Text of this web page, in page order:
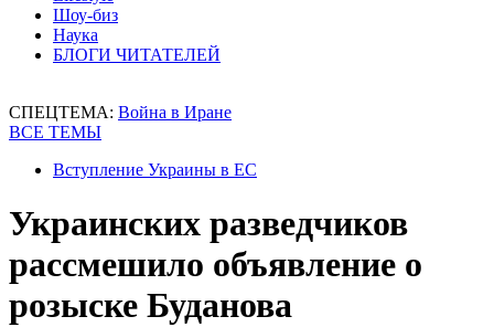
Шоу-биз
Наука
БЛОГИ ЧИТАТЕЛЕЙ
СПЕЦТЕМА: Война в Иране
ВСЕ ТЕМЫ
Вступление Украины в ЕС
Украинских разведчиков
рассмешило объявление о
розыске Буданова